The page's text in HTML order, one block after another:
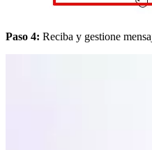
Paso 4: Reciba y gestione